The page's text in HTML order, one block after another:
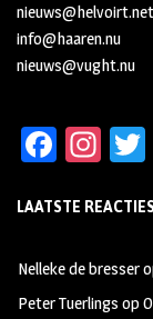
nieuws@helvoirt.net
info@haaren.nu
nieuws@vught.nu
Fa
b
oo
k
In
ag
m
tt
LAATSTE REACTIES
Nelleke de bresser
Peter Tuerlings op